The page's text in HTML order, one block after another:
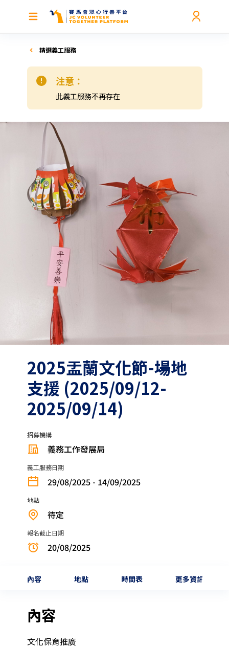
精選義工服務
注意：
此義工服務不再存在
2025盂蘭文化節-場地
支援 (2025/09/12-
2025/09/14)
招募機構
義務工作發展局
義工服務日期
29/08/2025 - 14/09/2025
地點
待定
報名截止日期
20/08/2025
內容 地點 時間表 更多資訊
內容
文化保育推廣